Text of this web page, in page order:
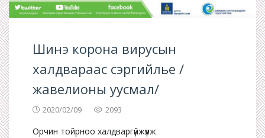
Шинэ корона вирусын
халдвараас сэргийлье /
жавелионы уусмал/
2020/02/09 2093
Орчин тойрноо халдваргүйжүүлж